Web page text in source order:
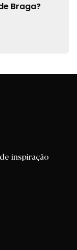
Braga?
inspiração